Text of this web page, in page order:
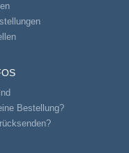
Bestellung?